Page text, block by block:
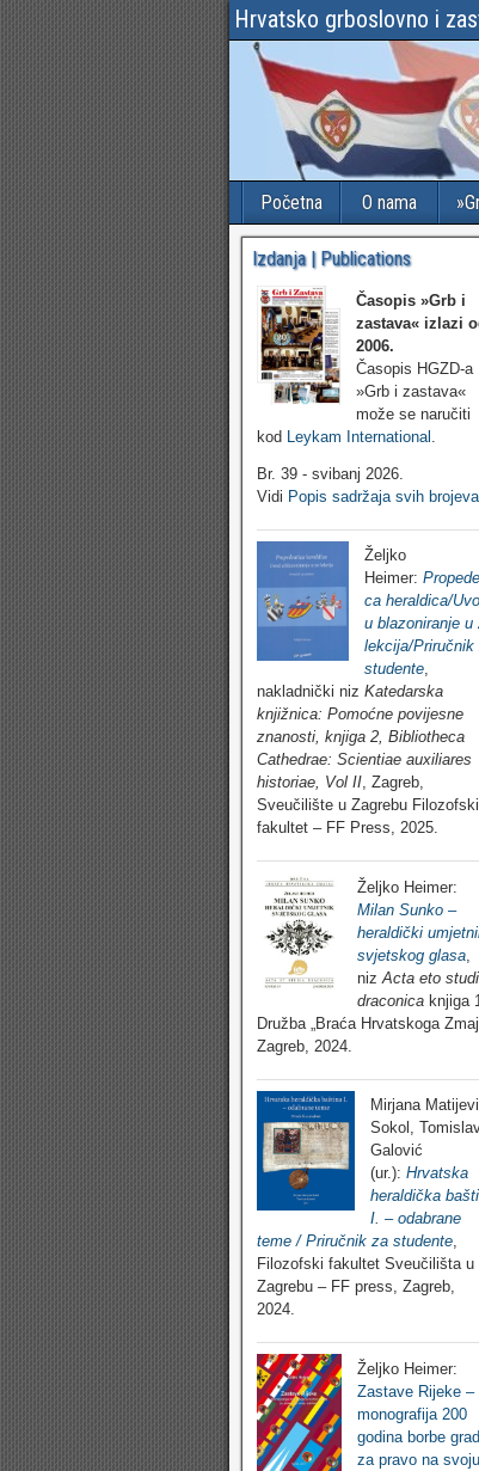
Hrvatsko grboslovno i
Početna O nama
Izdanja | Publications
Časopis »Grb i
zastava« izlazi
2006.
Časopis HGZD-a
»Grb i zastava«
može se naručiti
kod Leykam International
Br. 39 - svibanj 2026.
Vidi Popis sadržaja svih brojeva
Željko
Heimer:
ca heraldica/
u blazoniranje u
lekcija/Priručnik
studente,
nakladnički niz Katedarska
knjižnica: Pomoćne povijesne
znanosti, knjiga 2, Bibliotheca
Cathedrae: Scientiae auxiliares
historiae, Vol II, Zagreb,
Sveučilište u Zagrebu Filozofski
fakultet – FF Press, 2025.
Željko Heimer:
Milan Sunko –
heraldički
svjetskog glasa
niz Acta eto
draconica knjiga
Družba „Braća Hrvatskoga
Zagreb, 2024.
Mirjana
Sokol,
Galović
(ur.): Hrvatska
heraldička
I. – odabrane
teme / Priručnik za studente,
Filozofski fakultet Sveučilišta u
Zagrebu – FF press, Zagreb,
2024.
Željko Heimer:
Zastave Rijeke –
monografija 200
godina borbe
za pravo na svoju